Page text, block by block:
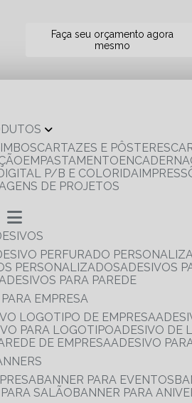
Faça seu orçamento agora
mesmo
CARTAZES E PÔSTERES
EMPASTAMENTO
P/B E COLORIDA
DE PROJETOS
PERFURADO
PERSONALIZADOS
ADESIVOS
ADESIVOS PARA PAREDE
PARA EMPRESA
LOGOTIPO DE EMPRESA
PARA LOGOTIPO
ADESIVO
DE EMPRESA
ADESIVO
BANNER PARA EVENTOS
PARA SALÃO BANNER PARA